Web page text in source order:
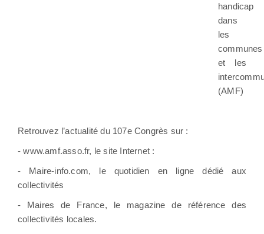
handicap
dans
les
communes
et les
(AMF)
Retrouvez l’actualité du 107e Congrès sur :
- www.amf.asso.fr, le site Internet :
- Maire-info.com, le quotidien en ligne dédié aux
collectivités
- Maires de France, le magazine de référence des
collectivités locales.